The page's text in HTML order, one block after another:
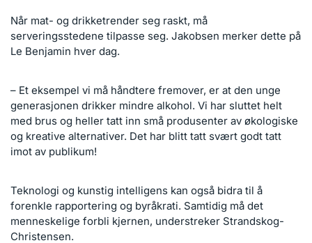
Når mat- og drikketrender seg raskt, må
serveringsstedene tilpasse seg. Jakobsen merker dette på
Le Benjamin hver dag.
– Et eksempel vi må håndtere fremover, er at den unge
generasjonen drikker mindre alkohol. Vi har sluttet helt
med brus og heller tatt inn små produsenter av økologiske
og kreative alternativer. Det har blitt tatt svært godt tatt
imot av publikum!
Teknologi og kunstig intelligens kan også bidra til å
forenkle rapportering og byråkrati. Samtidig må det
menneskelige forbli kjernen, understreker Strandskog-
Christensen.